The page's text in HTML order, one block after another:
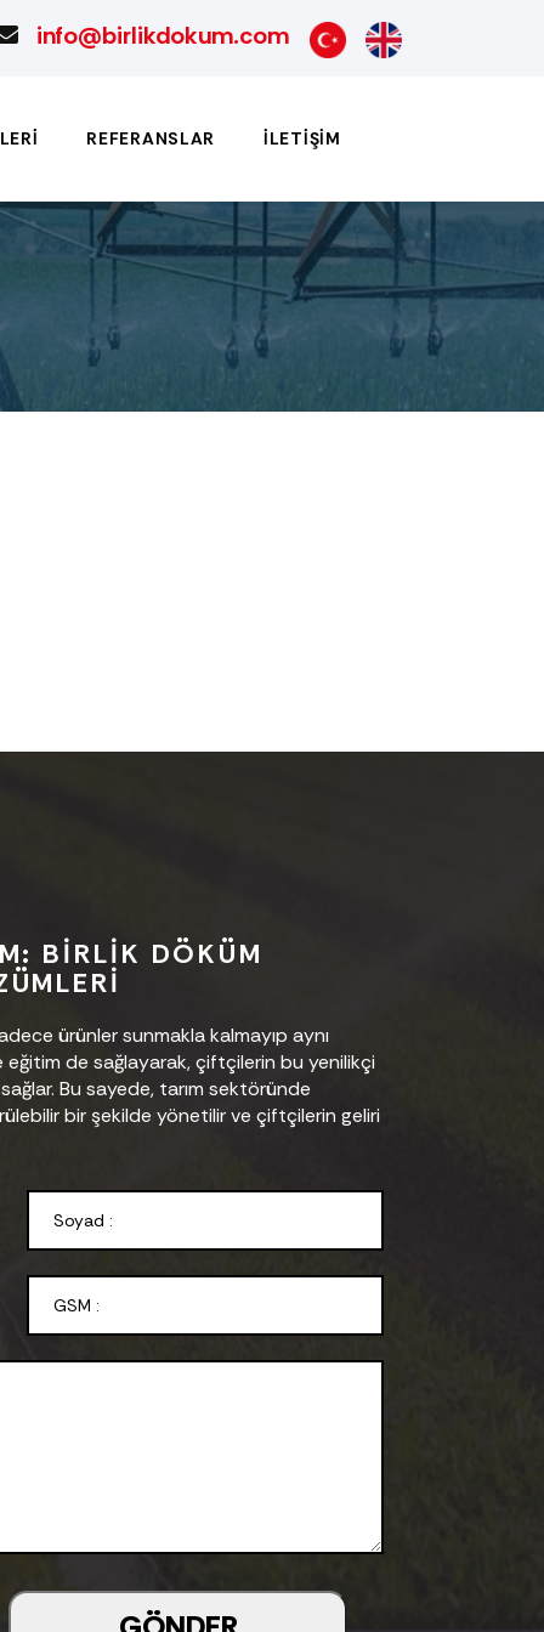
info@birlikdokum.com
REFERANSLAR İLETIŞIM
BIRLIK DÖKÜM
ürünler sunmakla kalmayıp aynı
de sağlayarak, çiftçilerin bu yenilikçi
Bu sayede, tarım sektöründe
bir şekilde yönetilir ve çiftçilerin geliri